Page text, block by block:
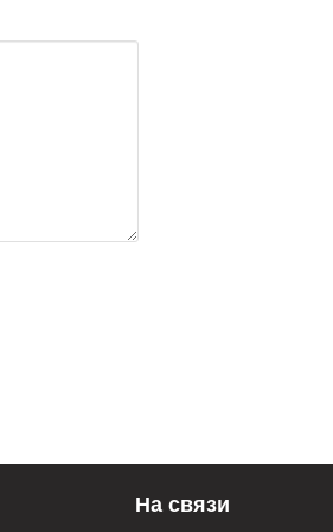
На связи